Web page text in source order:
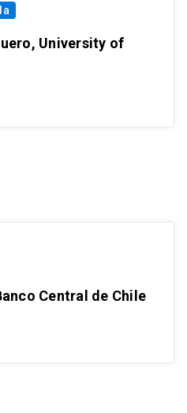
University of
Central de Chile